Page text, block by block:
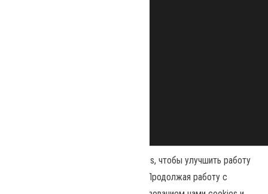
Наш сайт использует файлы cookies, чтобы улучшить работу
и повысить эффективность сайта. Продолжая работу с